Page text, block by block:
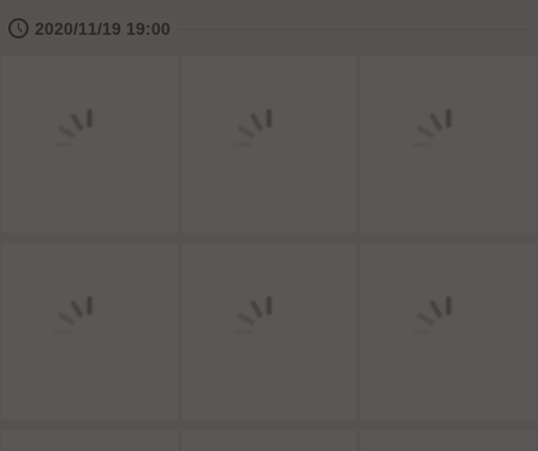
🕔 2020/11/19 19:00